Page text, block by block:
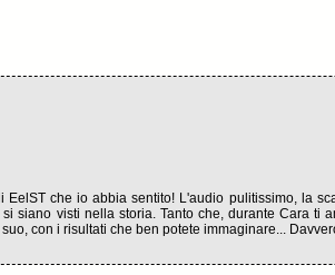
EelST che io abbia sentito! L'audio pulitissimo, la
siano visti nella storia. Tanto che, durante Cara
con i risultati che ben potete immaginare...